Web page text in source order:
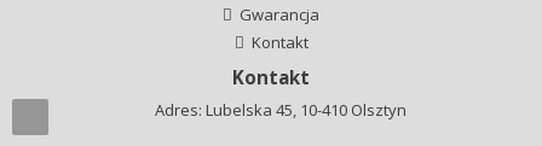
Gwarancja
Kontakt
Kontakt
Adres: Lubelska 45, 10-410 Olsztyn